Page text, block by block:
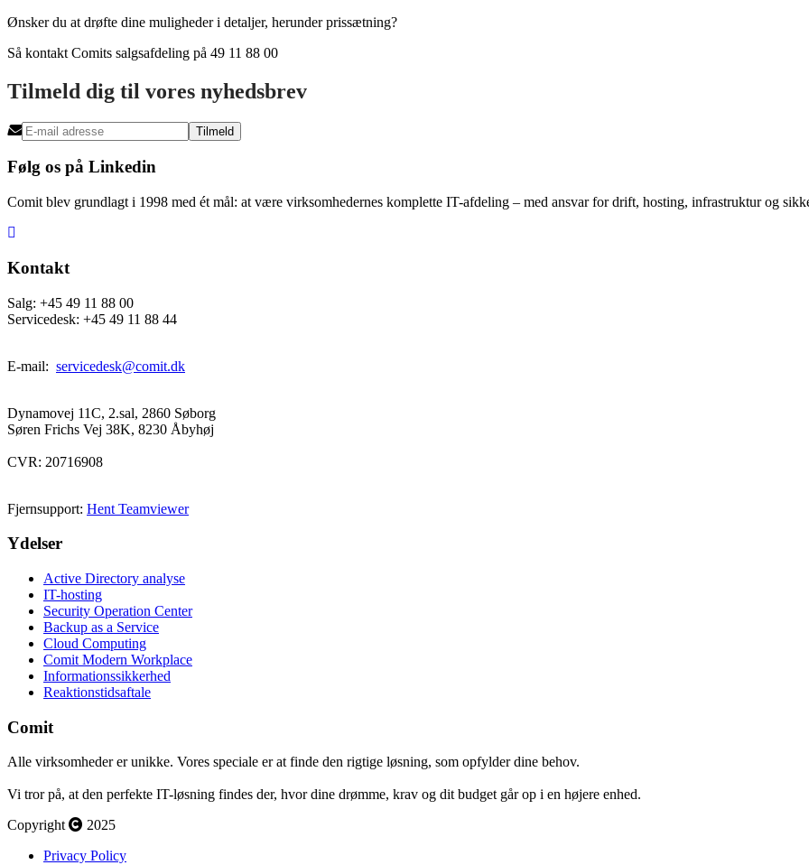
Ønsker du at drøfte dine muligheder i detaljer, herunder prissætning?
Så kontakt Comits salgsafdeling på 49 11 88 00
Tilmeld dig til vores nyhedsbrev
Tilmeld
Følg os på Linkedin
Comit blev grundlagt i 1998 med ét mål: at være virksomhedernes komplette IT-afdeling – med ansvar for drift, hosting, infrastruktur og
Kontakt
Salg: +45 49 11 88 00
Servicedesk: +45 49 11 88 44
E-mail: servicedesk@comit.dk
Dynamovej 11C, 2.sal, 2860 Søborg
Søren Frichs Vej 38K, 8230 Åbyhøj
CVR: 20716908
Fjernsupport: Hent Teamviewer
Ydelser
Active Directory analyse
IT-hosting
Security Operation Center
Backup as a Service
Cloud Computing
Comit Modern Workplace
Informationssikkerhed
Reaktionstidsaftale
Comit
Alle virksomheder er unikke. Vores speciale er at finde den rigtige løsning, som opfylder dine behov.
Vi tror på, at den perfekte IT-løsning findes der, hvor dine drømme, krav og dit budget går op i en højere enhed.
Copyright
2025
Privacy Policy